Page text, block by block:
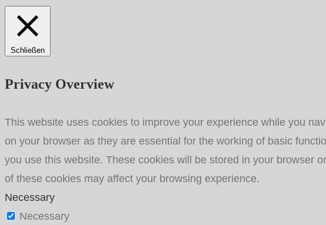
Schließen
Privacy Overview
This website uses cookies to improve your experience while you
on your browser as they are essential for the working of basic
you use this website. These cookies will be stored in your browser
of these cookies may affect your browsing experience.
Necessary
Necessary